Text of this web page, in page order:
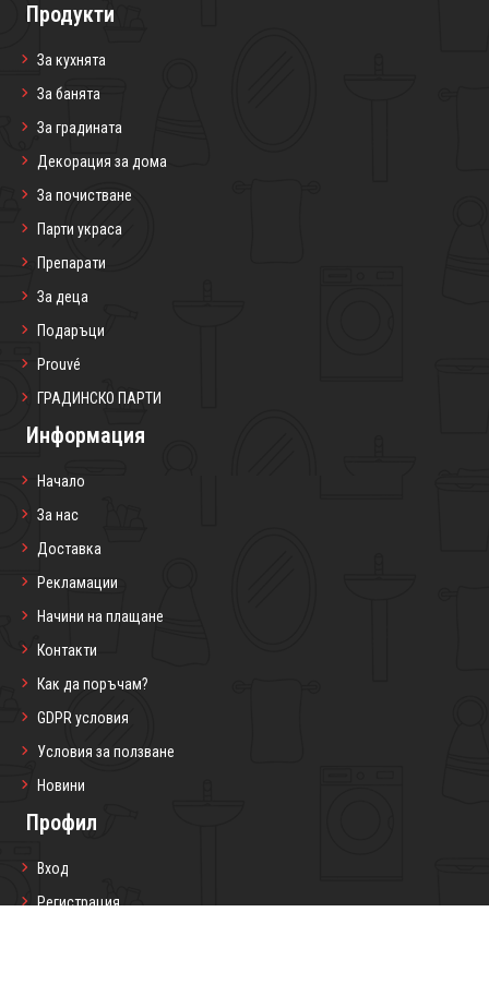
Продукти
За кухнята
За банята
За градината
Декорация за дома
За почистване
Парти украса
Препарати
За деца
Подаръци
Prouvé
ГРАДИНСКО ПАРТИ
Информация
Начало
За нас
Доставка
Рекламации
Начини на плащане
Контакти
Как да поръчам?
GDPR условия
Условия за ползване
Новини
Профил
Вход
Регистрация